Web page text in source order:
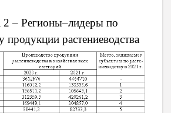
2 – Регионы–лидеры по
продукции растениеводства